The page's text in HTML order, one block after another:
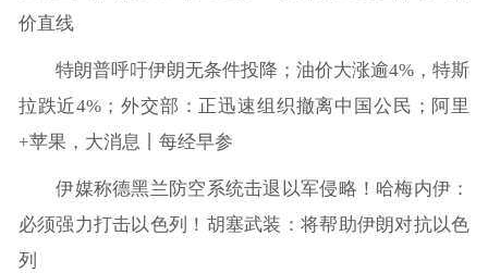
价直线
特朗普呼吁伊朗无条件投降；油价大涨逾4%，特斯
拉跌近4%；外交部：正迅速组织撤离中国公民；阿里
+苹果，大消息丨每经早参
伊媒称德黑兰防空系统击退以军侵略！哈梅内伊：
必须强力打击以色列！胡塞武装：将帮助伊朗对抗以色
列